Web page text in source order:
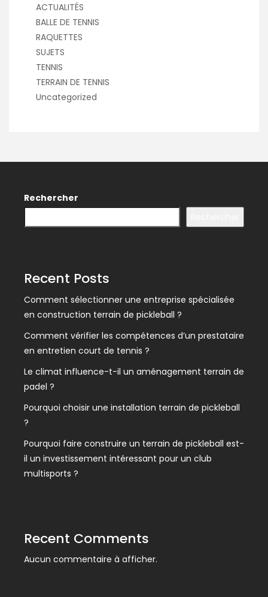
ACTUALITÉS
BALLE DE TENNIS
RAQUETTES
SUJETS
TENNIS
TERRAIN DE TENNIS
Uncategorized
Rechercher
Recent Posts
Comment sélectionner une entreprise spécialisée
en construction terrain de pickleball ?
Comment vérifier les compétences d’un prestataire
en entretien court de tennis ?
Le climat influence-t-il un aménagement terrain de
padel ?
Pourquoi choisir une installation terrain de pickleball
?
Pourquoi faire construire un terrain de pickleball est-
il un investissement intéressant pour un club
multisports ?
Recent Comments
Aucun commentaire à afficher.